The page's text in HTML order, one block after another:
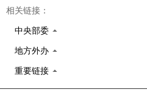
相关链接：
中央部委
地方外办
重要链接